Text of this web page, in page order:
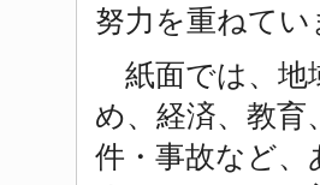
努力を重ねてい
紙面では、地
め、経済、教育
件・事故など